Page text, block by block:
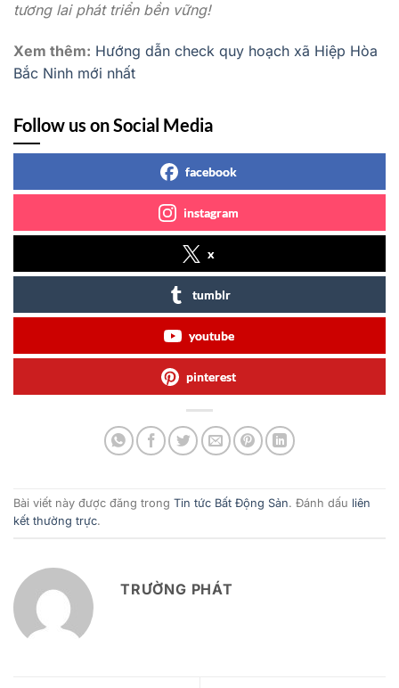
tương lai phát triển bền vững!
Xem thêm: Hướng dẫn check quy hoạch xã Hiệp Hòa
Bắc Ninh mới nhất
Follow us on Social Media
facebook
instagram
x
tumblr
youtube
pinterest
Bài viết này được đăng trong Tin tức Bất Động Sản. Đánh dấu liên
kết thường trực.
TRƯỜNG PHÁT